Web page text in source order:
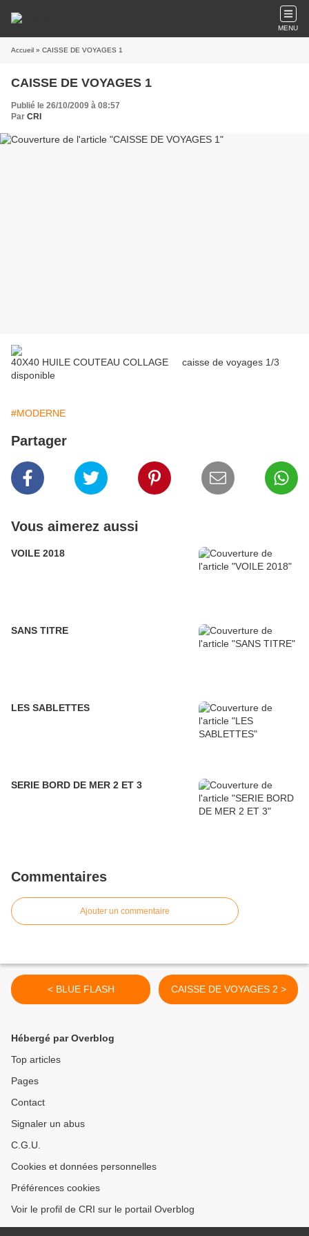
MENU
Accueil » CAISSE DE VOYAGES 1
CAISSE DE VOYAGES 1
Publié le 26/10/2009 à 08:57
Par CRI
40X40 HUILE COUTEAU COLLAGE caisse de voyages 1/3
disponible
#MODERNE
Partager
Vous aimerez aussi
VOILE 2018
SANS TITRE
LES SABLETTES
SERIE BORD DE MER 2 ET 3
Commentaires
Ajouter un commentaire
< BLUE FLASH CAISSE DE VOYAGES 2 >
Hébergé par Overblog
Top articles
Pages
Contact
Signaler un abus
C.G.U.
Cookies et données personnelles
Préférences cookies
Voir le profil de CRI sur le portail Overblog